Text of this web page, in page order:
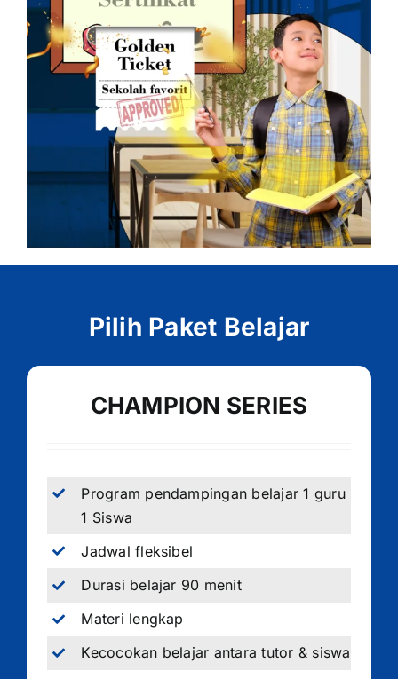
Pilih Paket Belajar
CHAMPION SERIES
Program pendampingan belajar 1 guru
1 Siswa
Jadwal fleksibel
Durasi belajar 90 menit
Materi lengkap
Kecocokan belajar antara tutor & siswa